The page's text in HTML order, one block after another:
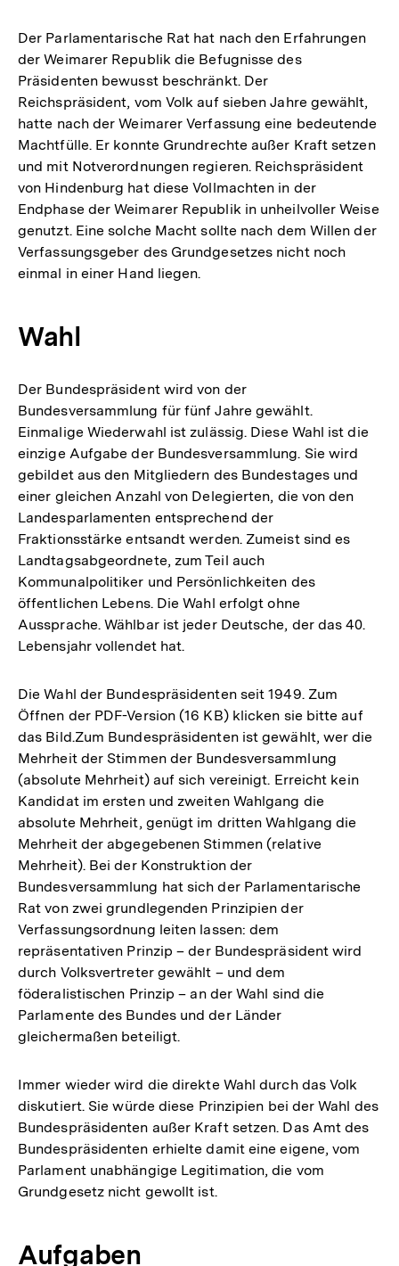
Der Parlamentarische Rat hat nach den Erfahrungen
der Weimarer Republik die Befugnisse des
Präsidenten bewusst beschränkt. Der
Reichspräsident, vom Volk auf sieben Jahre gewählt,
hatte nach der Weimarer Verfassung eine bedeutende
Machtfülle. Er konnte Grundrechte außer Kraft setzen
und mit Notverordnungen regieren. Reichspräsident
von Hindenburg hat diese Vollmachten in der
Endphase der Weimarer Republik in unheilvoller Weise
genutzt. Eine solche Macht sollte nach dem Willen der
Verfassungsgeber des Grundgesetzes nicht noch
einmal in einer Hand liegen.
Wahl
Der Bundespräsident wird von der
Bundesversammlung für fünf Jahre gewählt.
Einmalige Wiederwahl ist zulässig. Diese Wahl ist die
einzige Aufgabe der Bundesversammlung. Sie wird
gebildet aus den Mitgliedern des Bundestages und
einer gleichen Anzahl von Delegierten, die von den
Landesparlamenten entsprechend der
Fraktionsstärke entsandt werden. Zumeist sind es
Landtagsabgeordnete, zum Teil auch
Kommunalpolitiker und Persönlichkeiten des
öffentlichen Lebens. Die Wahl erfolgt ohne
Aussprache. Wählbar ist jeder Deutsche, der das 40.
Lebensjahr vollendet hat.
Die Wahl der Bundespräsidenten seit 1949. Zum
Öffnen der PDF-Version (16 KB) klicken sie bitte auf
das Bild.Zum Bundespräsidenten ist gewählt, wer die
Mehrheit der Stimmen der Bundesversammlung
(absolute Mehrheit) auf sich vereinigt. Erreicht kein
Kandidat im ersten und zweiten Wahlgang die
absolute Mehrheit, genügt im dritten Wahlgang die
Mehrheit der abgegebenen Stimmen (relative
Mehrheit). Bei der Konstruktion der
Bundesversammlung hat sich der Parlamentarische
Rat von zwei grundlegenden Prinzipien der
Verfassungsordnung leiten lassen: dem
repräsentativen Prinzip – der Bundespräsident wird
durch Volksvertreter gewählt – und dem
föderalistischen Prinzip – an der Wahl sind die
Parlamente des Bundes und der Länder
gleichermaßen beteiligt.
Immer wieder wird die direkte Wahl durch das Volk
diskutiert. Sie würde diese Prinzipien bei der Wahl des
Bundespräsidenten außer Kraft setzen. Das Amt des
Bundespräsidenten erhielte damit eine eigene, vom
Parlament unabhängige Legitimation, die vom
Grundgesetz nicht gewollt ist.
Aufgaben